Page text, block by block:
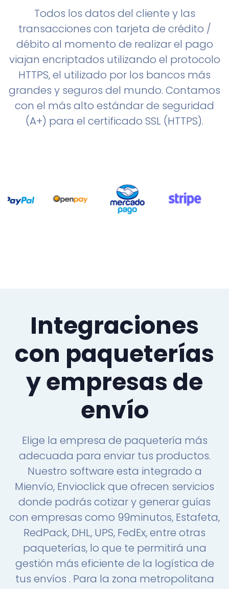
Todos los datos del cliente y las
transacciones con tarjeta de crédito /
débito al momento de realizar el pago
viajan encriptados utilizando el protocolo
HTTPS, el utilizado por los bancos más
grandes y seguros del mundo. Contamos
con el más alto estándar de seguridad
(A+) para el certificado SSL (HTTPS).
Integraciones
con paqueterías
y empresas de
envío
Elige la empresa de paquetería más
adecuada para enviar tus productos.
Nuestro software esta integrado a
Mienvío, Envioclick que ofrecen servicios
donde podrás cotizar y generar guías
con empresas como 99minutos, Estafeta,
RedPack, DHL, UPS, FedEx, entre otras
paqueterías, lo que te permitirá una
gestión más eficiente de la logística de
tus envíos . Para la zona metropolitana